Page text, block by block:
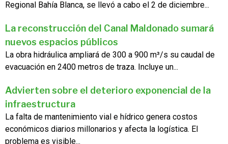
Regional Bahía Blanca, se llevó a cabo el 2 de diciembre...
La reconstrucción del Canal Maldonado sumará
nuevos espacios públicos
La obra hidráulica ampliará de 300 a 900 m³/s su caudal de
evacuación en 2400 metros de traza. Incluye un...
Advierten sobre el deterioro exponencial de la
infraestructura
La falta de mantenimiento vial e hídrico genera costos
económicos diarios millonarios y afecta la logística. El
problema es visible...